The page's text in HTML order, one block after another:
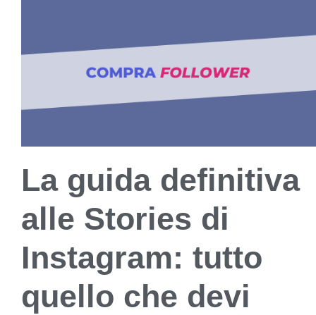
La guida definitiva
alle Stories di
Instagram: tutto
quello che devi